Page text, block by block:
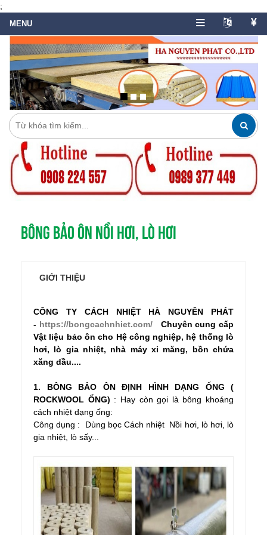
;
BÔNG BẢO ÔN NỒI HƠI, LÒ HƠI
GIỚI THIỆU
CÔNG TY CÁCH NHIỆT HÀ NGUYÊN PHÁT
- https://bongcachnhiet.com/Chuyên cung cấp
Vật liệu bảo ôn cho Hệ công nghiệp, hệ thống lò
hơi, lò gia nhiệt, nhà máy xi măng, bồn chứa
xăng dầu....
1. BÔNG BẢO ÔN ĐỊNH HÌNH DẠNG ỐNG (
ROCKWOOL ỐNG) : Hay còn gọi là bông khoáng
cách nhiệt dạng ống:
Công dụng : Dùng bọc Cách nhiệt Nồi hơi, lò hơi, lò
gia nhiệt, lò sấy...